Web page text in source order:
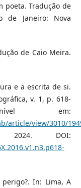
poeta. Tradução de
de Janeiro: Nova
de Caio Meira.
e a escrita de si.
v. 1, p. 618-
em:
article/view/3010/
DOI:
In: Lima, A